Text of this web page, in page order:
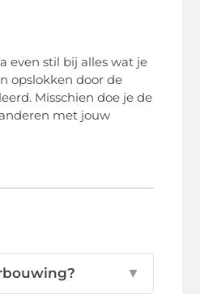
even stil bij alles wat je
opslokken door de
Misschien doe je de
met jouw
▼